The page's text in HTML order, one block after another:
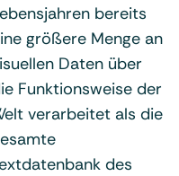
bereits
größere Menge an
Daten über
Funktionsweise der
verarbeitet als die
des